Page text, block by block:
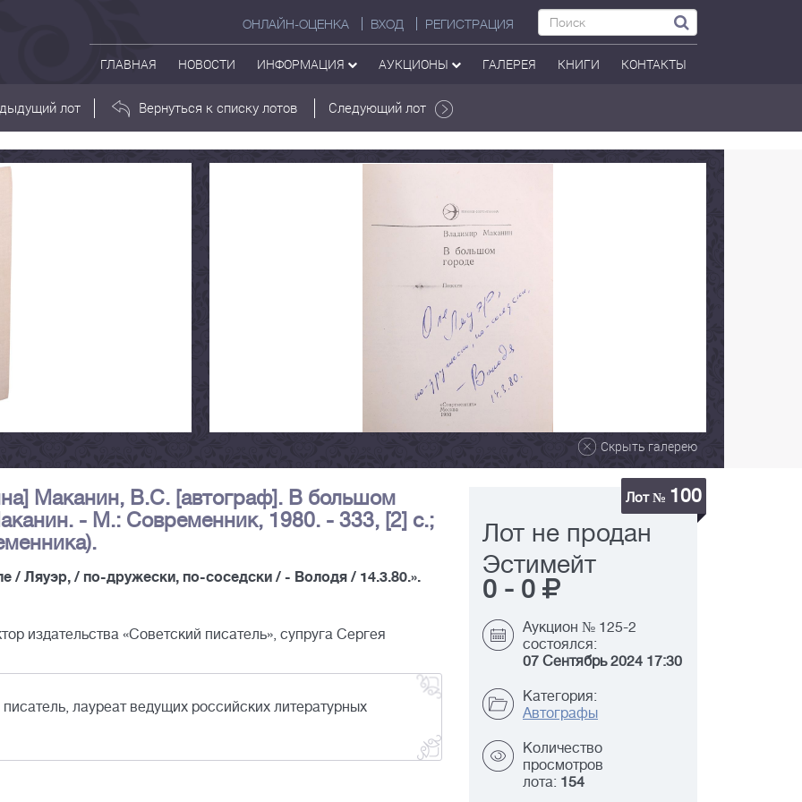
ОНЛАЙН-ОЦЕНКА ВХОД РЕГИСТРАЦИЯ
ГЛАВНАЯ НОВОСТИ ИНФОРМАЦИЯ АУКЦИОНЫ ГАЛЕРЕЯ КНИГИ КОНТАКТЫ
лот Вернуться к списку лотов Следующий лот
Скрыть галерею
Маканин, В.С. [автограф]. В большом
- М.: Современник, 1980. - 333, [2] с.;
/ Ляуэр, / по-дружески, по-соседски / - Володя / 14.3.80.».
издательства «Советский писатель», супруга Сергея
лауреат ведущих российских литературных
Лот № 100
Лот не продан
Эстимейт
0 - 0
Аукцион № 125-2
состоялся:
07 Сентябрь 2024 17:30
Категория:
Автографы
Количество
просмотров
лота: 154